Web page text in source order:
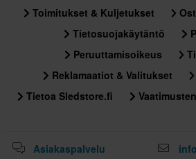
Toimitukset & Kuljetukset
Tietosuojakäytäntö
Peruuttamisoikeus
Reklamaatiot & Valitukset
Tietoa Sledstore.fi
Asiakaspalvelu